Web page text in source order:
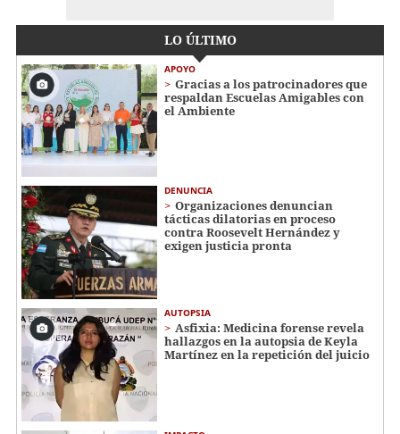
LO ÚLTIMO
APOYO
Gracias a los patrocinadores que
respaldan Escuelas Amigables con
el Ambiente
DENUNCIA
Organizaciones denuncian
tácticas dilatorias en proceso
contra Roosevelt Hernández y
exigen justicia pronta
AUTOPSIA
Asfixia: Medicina forense revela
hallazgos en la autopsia de Keyla
Martínez en la repetición del juicio